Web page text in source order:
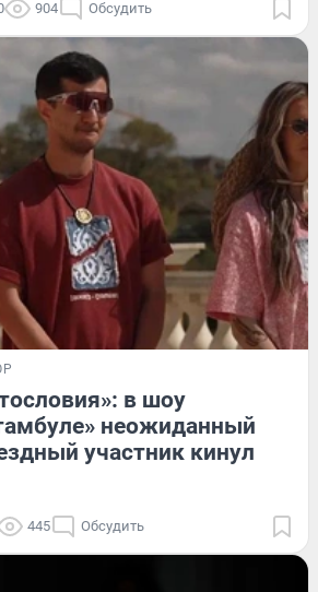
904 Обсудить
в шоу
неожиданный
участник кинул
445 Обсудить